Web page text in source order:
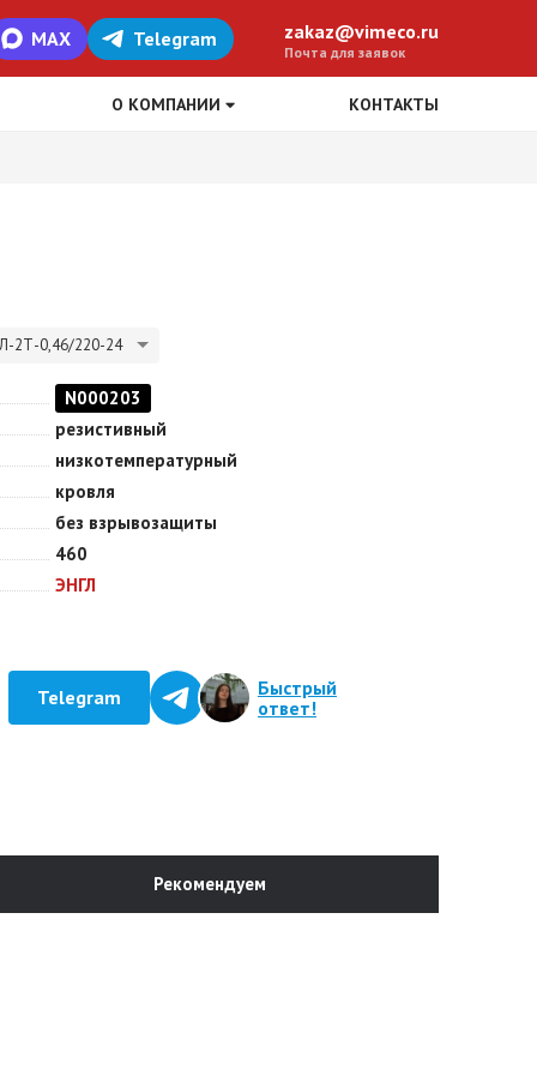
MAX Telegram zakaz@vimeco.ru
Почта для заявок
О КОМПАНИИ КОНТАКТЫ
2Т-0,46/220-24
N000203
резистивный
низкотемпературный
кровля
без взрывозащиты
460
ЭНГЛ
Telegram
Быстрый
ответ!
Рекомендуем